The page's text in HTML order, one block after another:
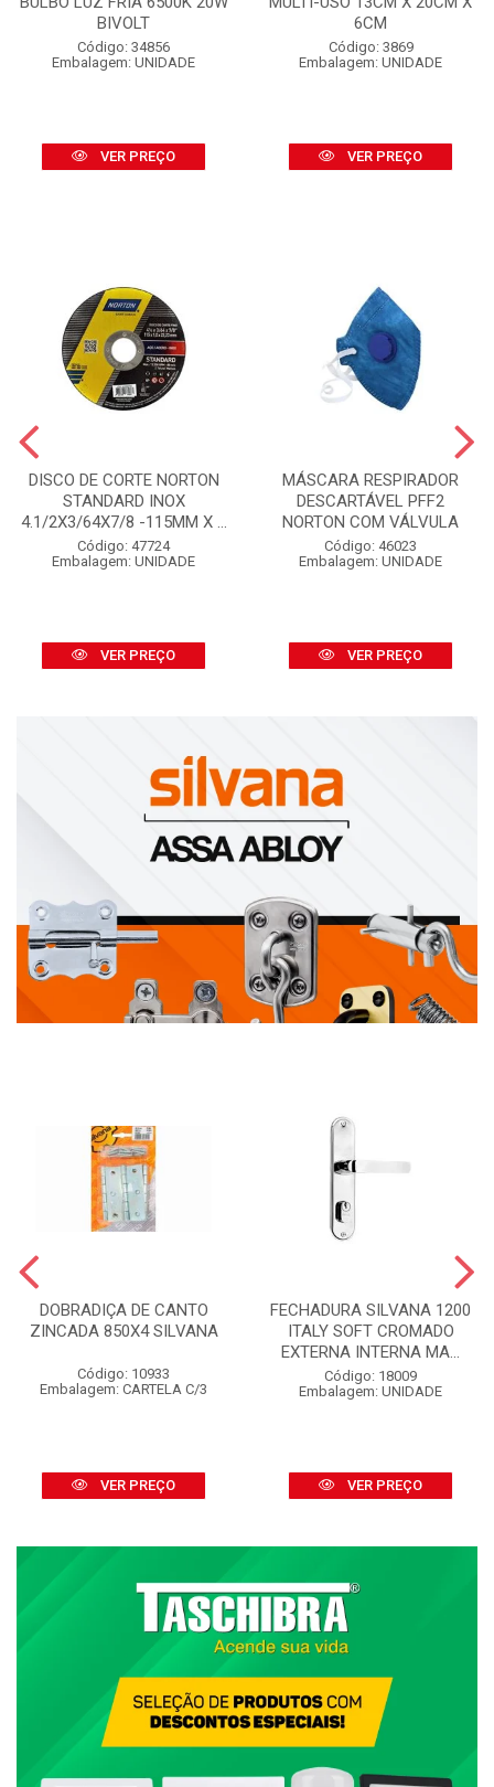
BIVOLT
Código: 34856
Embalagem: UNIDADE
VER PREÇO
6CM
Código: 3869
Embalagem: UNIDADE
VER PREÇO
DISCO DE CORTE NORTON
STANDARD INOX
4.1/2X3/64X7/8 -115MM X ...
Código: 47724
Embalagem: UNIDADE
VER PREÇO
MÁSCARA RESPIRADOR
DESCARTÁVEL PFF2
NORTON COM VÁLVULA
Código: 46023
Embalagem: UNIDADE
VER PREÇO
DOBRADIÇA DE CANTO
ZINCADA 850X4 SILVANA
Código: 10933
Embalagem: CARTELA C/3
VER PREÇO
FECHADURA SILVANA 1200
ITALY SOFT CROMADO
EXTERNA INTERNA MA...
Código: 18009
Embalagem: UNIDADE
VER PREÇO